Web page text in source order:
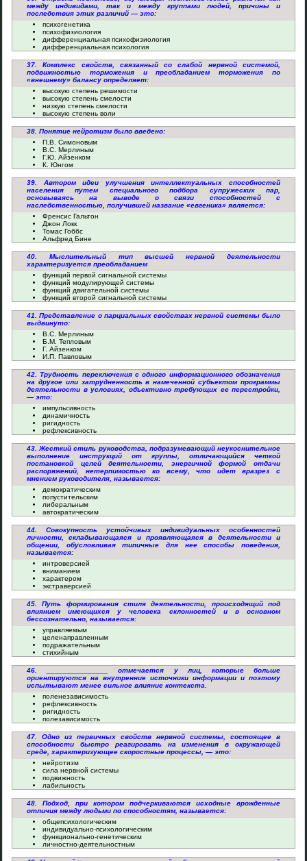
между индивидами, так и между группами людей, причины и
последствия этих различий — это:
психогенетика
психофизиология
дифференциальная психофизиология
дифференциальная психология
37. Комплекс свойств, связанный со слабой нервной системой,
подвижностью торможения и преобладанием торможения по
«внешнему» балансу определяет:
высокую степень решимости
высокую степень смелости
низкую степень смелости
высокую степень воли
38. Понятие нейротизм было введено:
П.В. Симоновым
В.С. Мерлиным
Г.Ю. Айзенком
К. Юнгом
39. Автором идеи улучшения интеллектуальных способностей
населения путем специального подбора супружеских пар,
основываясь на выводе о связи способностей с
наследственностью, получившей название «евгеника» является:
Френсис Гальтон
Джон Локк
Томас Гоббс
Альфред Бине
40. Мыслительный тип высшей нервной деятельности
характеризуется преобладанием
функций первой сигнальной системы
функций модулирующей системы
функций двигательной системы
функций второй сигнальной системы
41. Представление о парциальных свойствах нервной системы было
выдвинуто:
В.С. Мерлиным
Б.М. Тепловым
Г. Айзенком
И.П. Павловым
42. Трудность переключения с одного информационного обозначения
на другое или затрудненность в намеченной субъектом программы
деятельности в условиях, объективно требующих ее перестройки,
— это:
импульсивность
динамичность
ригидность
рефлексивность
43. Жесткий стиль руководства, подразумевающий неукоснительное
выполнение инструкций от группы, отличающийся четкой
постановкой целей деятельности, энергичной формой отдачи
распоряжений, нетерпимостью ко всему, что идет вразрез с
мнением руководителя, называется:
демократическим
попустительским
либеральным
автократическим
44. Совокупность устойчивых индивидуальных особенностей
личности, складывающаяся и проявляющаяся в деятельности и
общении, обусловливая типичные для нее способы поведения,
называется:
интроверсией
вниманием
характером
экстраверсией
45. Путь формирования стиля деятельности, происходящий под
влиянием имеющихся у человека склонностей и в основном
бессознательно, называется:
управляемым
целенаправленным
подражательным
стихийным
46. _______________ отмечается у лиц, которые больше
ориентируются на внутренние источники информации и поэтому
испытывают менее сильное влияние контекста.
поленезависимость
рефлексивность
ригидность
полезависимость
47. Одно из первичных свойств нервной системы, состоящее в
способности быстро реагировать на изменения в окружающей
среде, характеризующее скоростные процессы, — это:
нейротизм
сила нервной системы
подвижность
лабильность
48. Подход, при котором подчеркиваются исходные врожденные
отличия между людьми по способностям, называется:
общепсихологическим
индивидуально-психологическим
функционально-генетическим
личностно-деятельностным